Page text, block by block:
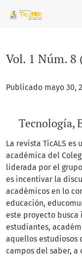
Vol. 1 Núm. 8
Vol. 1 Núm. 8
Publicado mayo 30,
Tecnología,
La revista TicALS
académica del
liderada por el
es incentivar la
académicos en lo
educación,
este proyecto
estudiantes,
aquellos estudiosos
campos del saber,